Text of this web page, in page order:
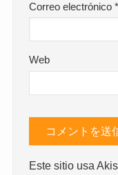
Correo electrónico*
Web
Este sitio usa